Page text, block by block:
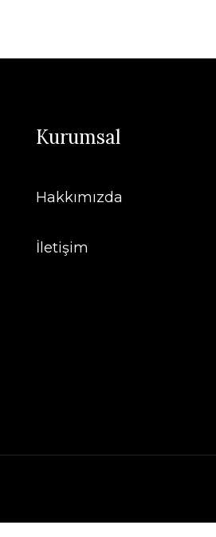
Kurumsal
Hakkımızda
İletişim